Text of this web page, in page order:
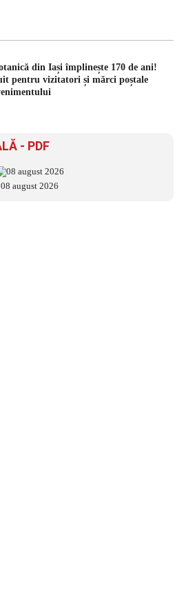
din Iași împlinește 170 de ani!
pentru vizitatori și mărci poștale
- PDF
08 august 2026